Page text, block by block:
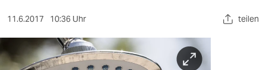
nord
wahrheit
11.6.2017 10:36 Uhr teilen